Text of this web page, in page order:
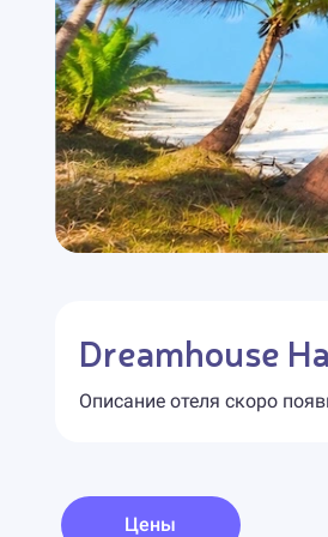
Dreamhouse
Описание отеля скоро
Цены